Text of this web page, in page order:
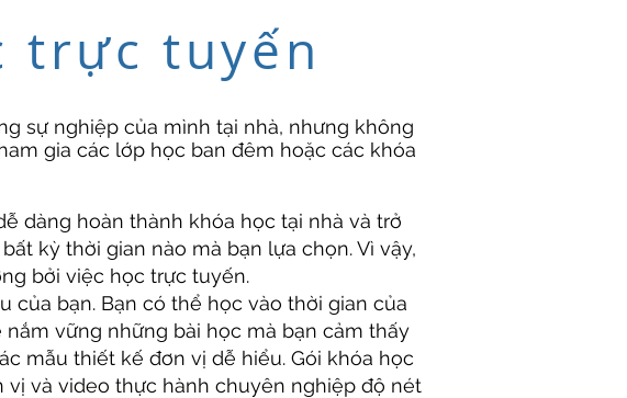
trực tuyến
sự nghiệp của mình tại nhà, nhưng không
gia các lớp học ban đêm hoặc các khóa
dàng hoàn thành khóa học tại nhà và trở
kỳ thời gian nào mà bạn lựa chọn. Vì vậy,
bởi việc học trực tuyến.
của bạn. Bạn có thể học vào thời gian của
vững những bài học mà bạn cảm thấy
mẫu thiết kế đơn vị dễ hiểu. Gói khóa học
và video thực hành chuyên nghiệp độ nét